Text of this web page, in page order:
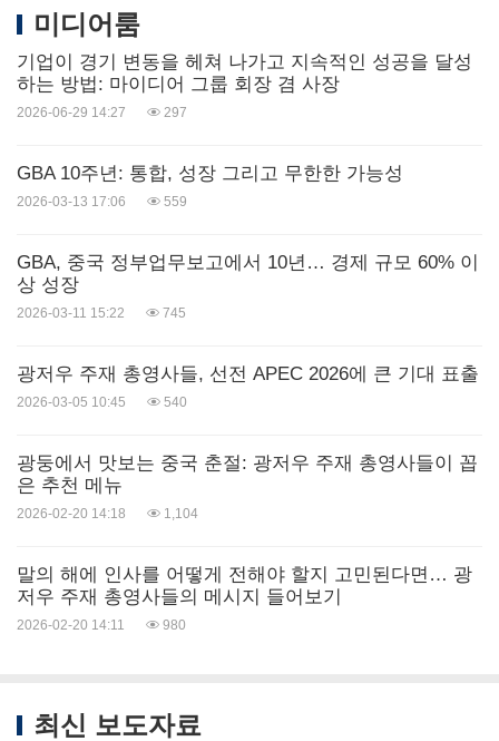
미디어룸
기업이 경기 변동을 헤쳐 나가고 지속적인 성공을 달성
하는 방법: 마이디어 그룹 회장 겸 사장
2026-06-29 14:27 297
GBA 10주년: 통합, 성장 그리고 무한한 가능성
2026-03-13 17:06 559
GBA, 중국 정부업무보고에서 10년… 경제 규모 60% 이
상 성장
2026-03-11 15:22 745
광저우 주재 총영사들, 선전 APEC 2026에 큰 기대 표출
2026-03-05 10:45 540
광둥에서 맛보는 중국 춘절: 광저우 주재 총영사들이 꼽
은 추천 메뉴
2026-02-20 14:18 1,104
말의 해에 인사를 어떻게 전해야 할지 고민된다면… 광
저우 주재 총영사들의 메시지 들어보기
2026-02-20 14:11 980
최신 보도자료